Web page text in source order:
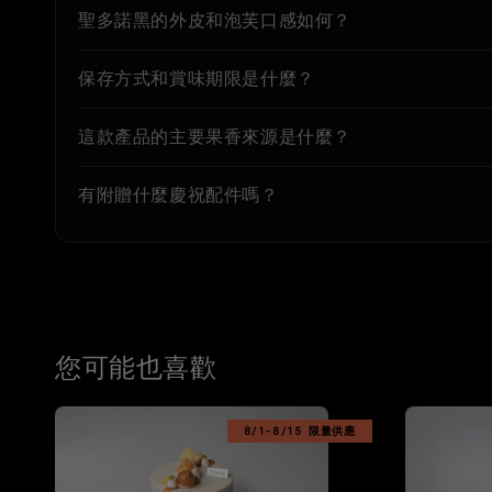
聖多諾黑的外皮和泡芙口感如何？
保存方式和賞味期限是什麼？
這款產品的主要果香來源是什麼？
有附贈什麼慶祝配件嗎？
您可能也喜歡
8/1-8/15 限量供應